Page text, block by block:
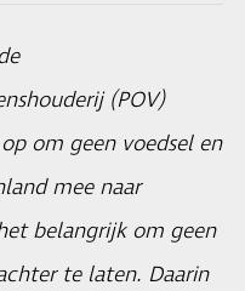
(POV)
om geen voedsel en
mee naar
belangrijk om geen
te laten. Daarin